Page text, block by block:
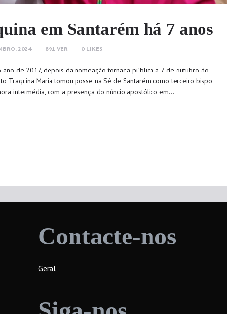
em Santarém há 7 anos
2024 891 VER 0 LIKES
de 2017, depois da nomeação tornada pública a 7 de outubro do
Traquina Maria tomou posse na Sé de Santarém como terceiro bispo
intermédia, com a presença do núncio apostólico em…
Contacte-nos
Geral